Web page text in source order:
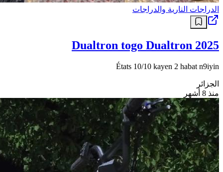
الدراجات النارية والدراجات
Dualtron togo Dualtron 2025
États 10/10 kayen 2 habat n9iyin
الجزائر
منذ 8 أشهر